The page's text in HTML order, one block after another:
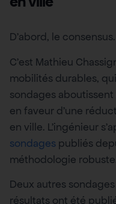
D’abord, le consensus.
C’est Mathieu
mobilités durables,
sondages
en faveur d’une
en ville. L’ingénieur
sondages publiés
méthodologie
Deux autres
résultats ont été